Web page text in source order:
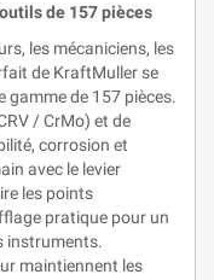
de 157 pièces
les mécaniciens, les
de KraftMuller se
gamme de 157 pièces.
/ CrMo) et de
corrosion et
avec le levier
les points
pratique pour un
instruments.
maintiennent les